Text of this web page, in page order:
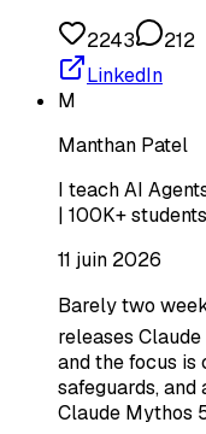
2243
212
LinkedIn
M
Manthan Patel
I teach AI
| 100K+ students
11 juin 2026
Barely two
releases
and the focus
safeguards,
Claude Mythos